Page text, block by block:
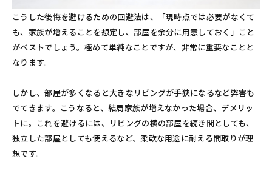
こうした後悔を避けるための回避法は、「現時点では必要がなくて
も、家族が増えることを想定し、部屋を余分に用意しておく」こと
がベストでしょう。極めて単純なことですが、非常に重要なことと
なります。
しかし、部屋が多くなると大きなリビングが手狭になるなど弊害も
でてきます。こうなると、結局家族が増えなかった場合、デメリッ
トに。これを避けるには、リビングの横の部屋を続き間としても、
独立した部屋としても使えるなど、柔軟な用途に耐える間取りが理
想です。